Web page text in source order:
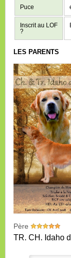
Puce
Inscrit au LOF
?
LES PARENTS
Père
TR. CH. Idaho